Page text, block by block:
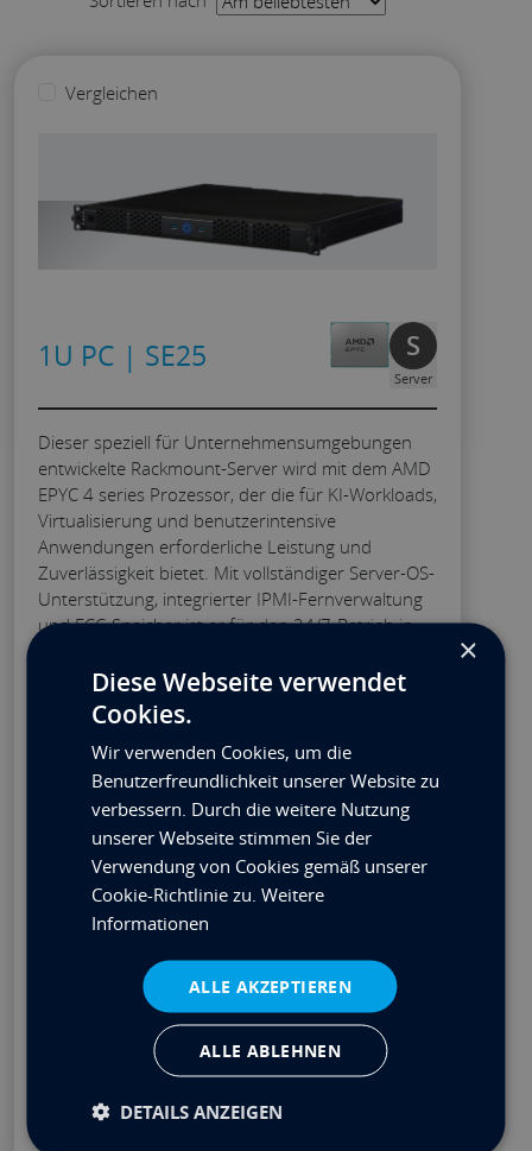
Rackdichte
Besondere Merkmale
Anwendungen
Vergleichen
1U PC | SE25 S
Server
Dieser speziell für Unternehmensumgebungen
entwickelte Rackmount-Server wird mit dem AMD
EPYC 4 series Prozessor, der die für KI-Workloads,
Virtualisierung und benutzerintensive
Anwendungen erforderliche Leistung und
Zuverlässigkeit bietet. Mit vollständiger Server-OS-
Unterstützung, integrierter IPMI-Fernverwaltung
und ECC-Speicher ist er für den 24/7-Betrieb in
Processor: AMD EPYC 4464P 3.7GHz
Storage: 512GB M.2 PCIe 4.0 NVMe
Network: Dual (10Gb/s) & IPMI (Remote
Management)
Expansion: 1 PCIe x16 or 2 PCIe x8
Depth: 370mm (1U)
Geschätzte Vorlaufzeit: 7 Arbeitstage
Konfigurieren
×
Diese Webseite verwendet
Cookies.
Wir verwenden Cookies, um die
Benutzerfreundlichkeit unserer Website zu
verbessern. Durch die weitere Nutzung
unserer Webseite stimmen Sie der
Verwendung von Cookies gemäß unserer
Cookie-Richtlinie zu.Weitere
Informationen
ALLE AKZEPTIEREN
ALLE ABLEHNEN
DETAILS ANZEIGEN